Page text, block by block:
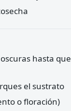
hasta que
el sustrato
o floración)